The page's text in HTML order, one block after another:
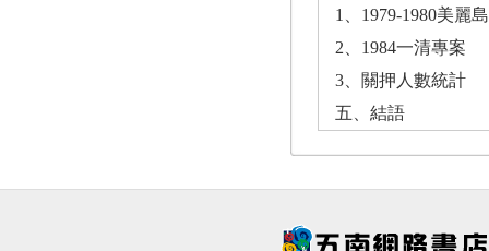
1、1979-1980美麗
2、1984一清專案
3、關押人數統計
五、結語